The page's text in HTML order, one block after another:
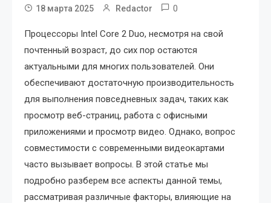
18 марта 2025 Redactor 0
Процессоры Intel Core 2 Duo, несмотря на свой
почтенный возраст, до сих пор остаются
актуальными для многих пользователей. Они
обеспечивают достаточную производительность
для выполнения повседневных задач, таких как
просмотр веб-страниц, работа с офисными
приложениями и просмотр видео. Однако, вопрос
совместимости с современными видеокартами
часто вызывает вопросы. В этой статье мы
подробно разберем все аспекты данной темы,
рассматривая различные факторы, влияющие на